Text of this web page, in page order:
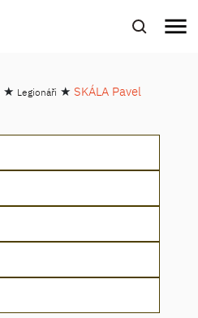
menu
★ Legionáři ★ SKÁLA Pavel